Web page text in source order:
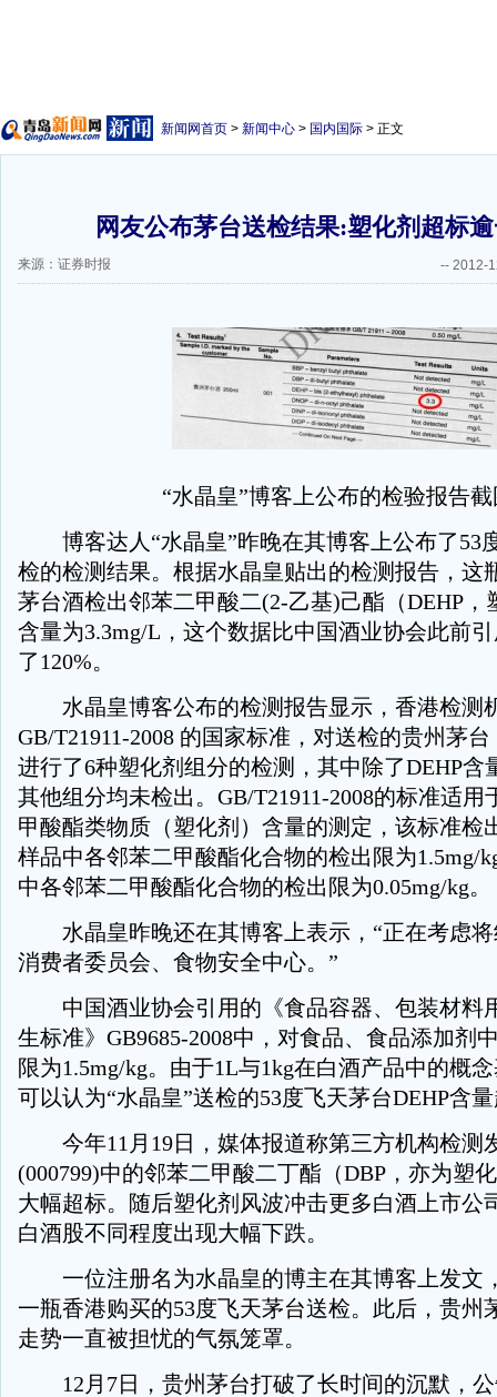
新闻网首页 > 新闻中心 > 国内国际 > 正文
网友公布茅台送检结果:塑化剂超标
来源：证券时报 -- 2012-
“水晶皇”博客上公布的检验报告
博客达人“水晶皇”昨晚在其博客上公布了53
检的检测结果。根据水晶皇贴出的检测报告，这
茅台酒检出邻苯二甲酸二(2-乙基)己酯（DEHP，
含量为3.3mg/L，这个数据比中国酒业协会此前
了120%。
水晶皇博客公布的检测报告显示，香港检测
GB/T21911-2008 的国家标准，对送检的贵州茅台
进行了6种塑化剂组分的检测，其中除了DEHP含
其他组分均未检出。GB/T21911-2008的标准适用
甲酸酯类物质（塑化剂）含量的测定，该标准检
样品中各邻苯二甲酸酯化合物的检出限为1.5mg/
中各邻苯二甲酸酯化合物的检出限为0.05mg/kg。
水晶皇昨晚还在其博客上表示，“正在考虑将
消费者委员会、食物安全中心。”
中国酒业协会引用的《食品容器、包装材料
生标准》GB9685-2008中，对食品、食品添加剂
限为1.5mg/kg。由于1L与1kg在白酒产品中的概
可以认为“水晶皇”送检的53度飞天茅台DEHP含
今年11月19日，媒体报道称第三方机构检测
(000799)中的邻苯二甲酸二丁酯（DBP，亦为塑
大幅超标。随后塑化剂风波冲击更多白酒上市公
白酒股不同程度出现大幅下跌。
一位注册名为水晶皇的博主在其博客上发文
一瓶香港购买的53度飞天茅台送检。此后，贵州
走势一直被担忧的气氛笼罩。
12月7日，贵州茅台打破了长时间的沉默，公